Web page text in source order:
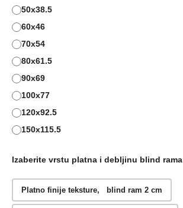
50x38.5
60x46
70x54
80x61.5
90x69
100x77
120x92.5
150x115.5
Izaberite vrstu platna i debljinu blind rama
Platno finije teksture, blind ram 2 cm